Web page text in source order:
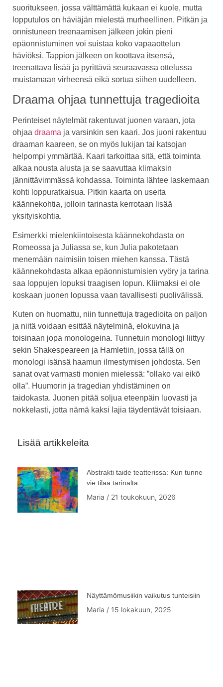
suoritukseen, jossa välttämättä kukaan ei kuole, mutta
lopputulos on häviäjän mielestä murheellinen. Pitkän ja
onnistuneen treenaamisen jälkeen jokin pieni
epäonnistuminen voi suistaa koko vapaaottelun
häviöksi. Tappion jälkeen on koottava itsensä,
treenattava lisää ja pyrittävä seuraavassa ottelussa
muistamaan virheensä eikä sortua siihen uudelleen.
Draama ohjaa tunnettuja tragedioita
Perinteiset näytelmät rakentuvat juonen varaan, jota
ohjaa draama ja varsinkin sen kaari. Jos juoni rakentuu
draaman kaareen, se on myös lukijan tai katsojan
helpompi ymmärtää. Kaari tarkoittaa sitä, että toiminta
alkaa nousta alusta ja se saavuttaa klimaksin
jännittävimmässä kohdassa. Toiminta lähtee laskemaan
kohti loppuratkaisua. Pitkin kaarta on useita
käännekohtia, jolloin tarinasta kerrotaan lisää
yksityiskohtia.
Esimerkki mielenkiintoisesta käännekohdasta on
Romeossa ja Juliassa se, kun Julia pakotetaan
menemään naimisiin toisen miehen kanssa. Tästä
käännekohdasta alkaa epäonnistumisien vyöry ja tarina
saa loppujen lopuksi traagisen lopun. Kliimaksi ei ole
koskaan juonen lopussa vaan tavallisesti puolivälissä.
Kuten on huomattu, niin tunnettuja tragedioita on paljon
ja niitä voidaan esittää näytelminä, elokuvina ja
toisinaan jopa monologeina. Tunnetuin monologi liittyy
sekin Shakespeareen ja Hamletiin, jossa tällä on
monologi isänsä haamun ilmestymisen johdosta. Sen
sanat ovat varmasti monien mielessä: ”ollako vai eikö
olla”. Huumorin ja tragedian yhdistäminen on
taidokasta. Juonen pitää soljua eteenpäin luovasti ja
nokkelasti, jotta nämä kaksi lajia täydentävät toisiaan.
Lisää artikkeleita
Abstrakti taide teatterissa: Kun tunne
vie tilaa tarinalta
Maria 21 toukokuun, 2026
Näyttämömusiikin vaikutus tunteisiin
Maria 15 lokakuun, 2025